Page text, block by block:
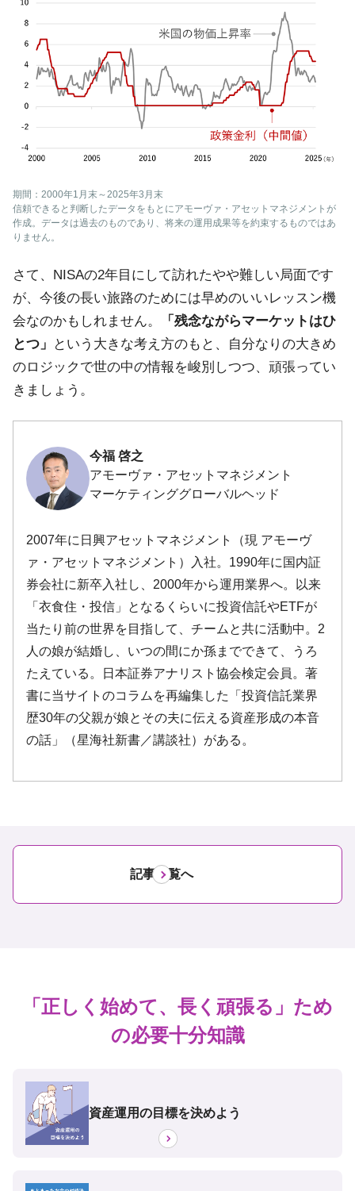
期間：2000年1月末～2025年3月末
信頼できると判断したデータをもとにアモーヴァ・アセットマネジメントが
作成。データは過去のものであり、将来の運用成果等を約束するものではあ
りません。
さて、NISAの2年目にして訪れたやや難しい局面です
が、今後の長い旅路のためには早めのいいレッスン機
会なのかもしれません。
「残念ながらマーケットはひ
とつ」
という大きな考え方のもと、自分なりの大きめ
のロジックで世の中の情報を峻別しつつ、頑張ってい
きましょう。
今福 啓之
アモーヴァ・アセットマネジメント
記事一覧へ
「正しく始めて、長く頑張る」ため
の必要十分知識
資産運用の目標を決めよう